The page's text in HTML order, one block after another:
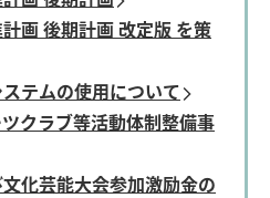
画 後期計画 改定版 を策
テムの使用について
クラブ等活動体制整備事
化芸能大会参加激励金の